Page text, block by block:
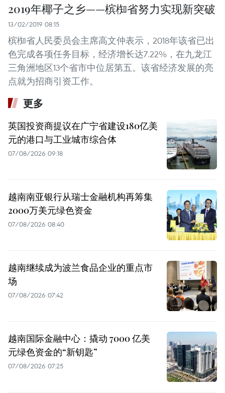
2019年椰子之乡——槟椥省努力实现新突破
13/02/2019 08:15
槟椥省人民委员会主席高文仲表示，2018年该省已出
色完成各项任务目标，经济增长达7.22%，在九龙江
三角洲地区13个省市中位居第五。该省经济发展的亮
点就为招商引资工作。
更多
英国投资商提议在广宁省建设180亿美
元的港口与工业城市综合体
07/08/2026 09:18
越南南亚银行从瑞士金融机构再筹集
2000万美元绿色资金
07/08/2026 08:40
越南继续成为波兰食品企业的重点市
场
07/08/2026 07:42
越南国际金融中心：撬动 7000 亿美
元绿色资金的“新钥匙”
07/08/2026 07:25